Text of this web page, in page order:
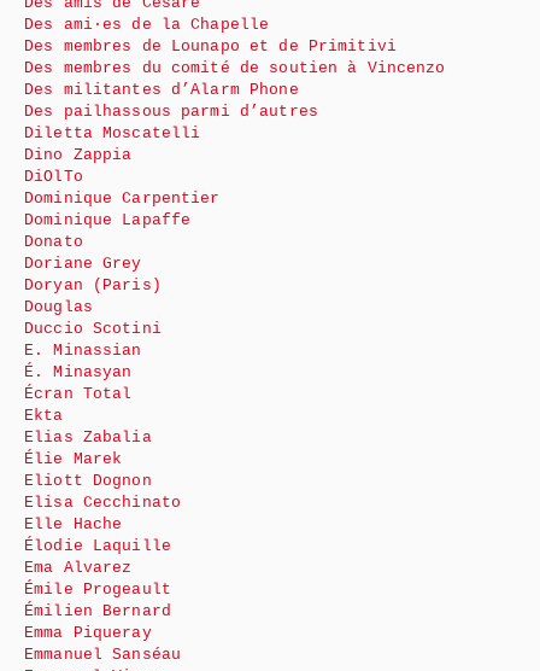
Des ami·es de la Chapelle
Des membres de Lounapo et de Primitivi
Des membres du comité de soutien à Vincenzo
Des militantes d’Alarm Phone
Des pailhassous parmi d’autres
Diletta Moscatelli
Dino Zappia
DiOlTo
Dominique Carpentier
Dominique Lapaffe
Donato
Doriane Grey
Doryan (Paris)
Douglas
Duccio Scotini
E. Minassian
É. Minasyan
Écran Total
Ekta
Elias Zabalia
Élie Marek
Eliott Dognon
Elisa Cecchinato
Elle Hache
Élodie Laquille
Ema Alvarez
Émile Progeault
Émilien Bernard
Emma Piqueray
Emmanuel Sanséau